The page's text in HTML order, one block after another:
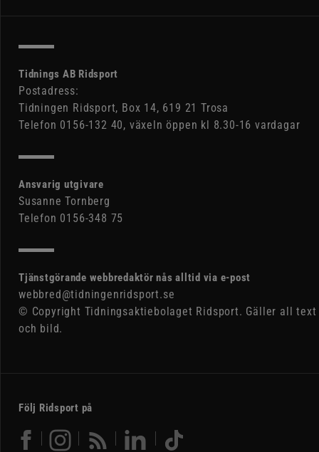
Tidnings AB Ridsport
Postadress:
Tidningen Ridsport, Box 14, 619 21 Trosa
Telefon 0156-132 40, växeln öppen kl 8.30-16 vardagar
Ansvarig utgivare
Susanne Tornberg
Telefon 0156-348 75
Tjänstgörande webbredaktör nås alltid via e-post
webbred@tidningenridsport.se
© Copyright Tidningsaktiebolaget Ridsport. Gäller all text
och bild.
Följ Ridsport på